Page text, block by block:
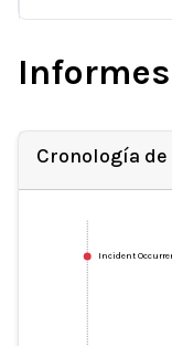
Cronología
Incident